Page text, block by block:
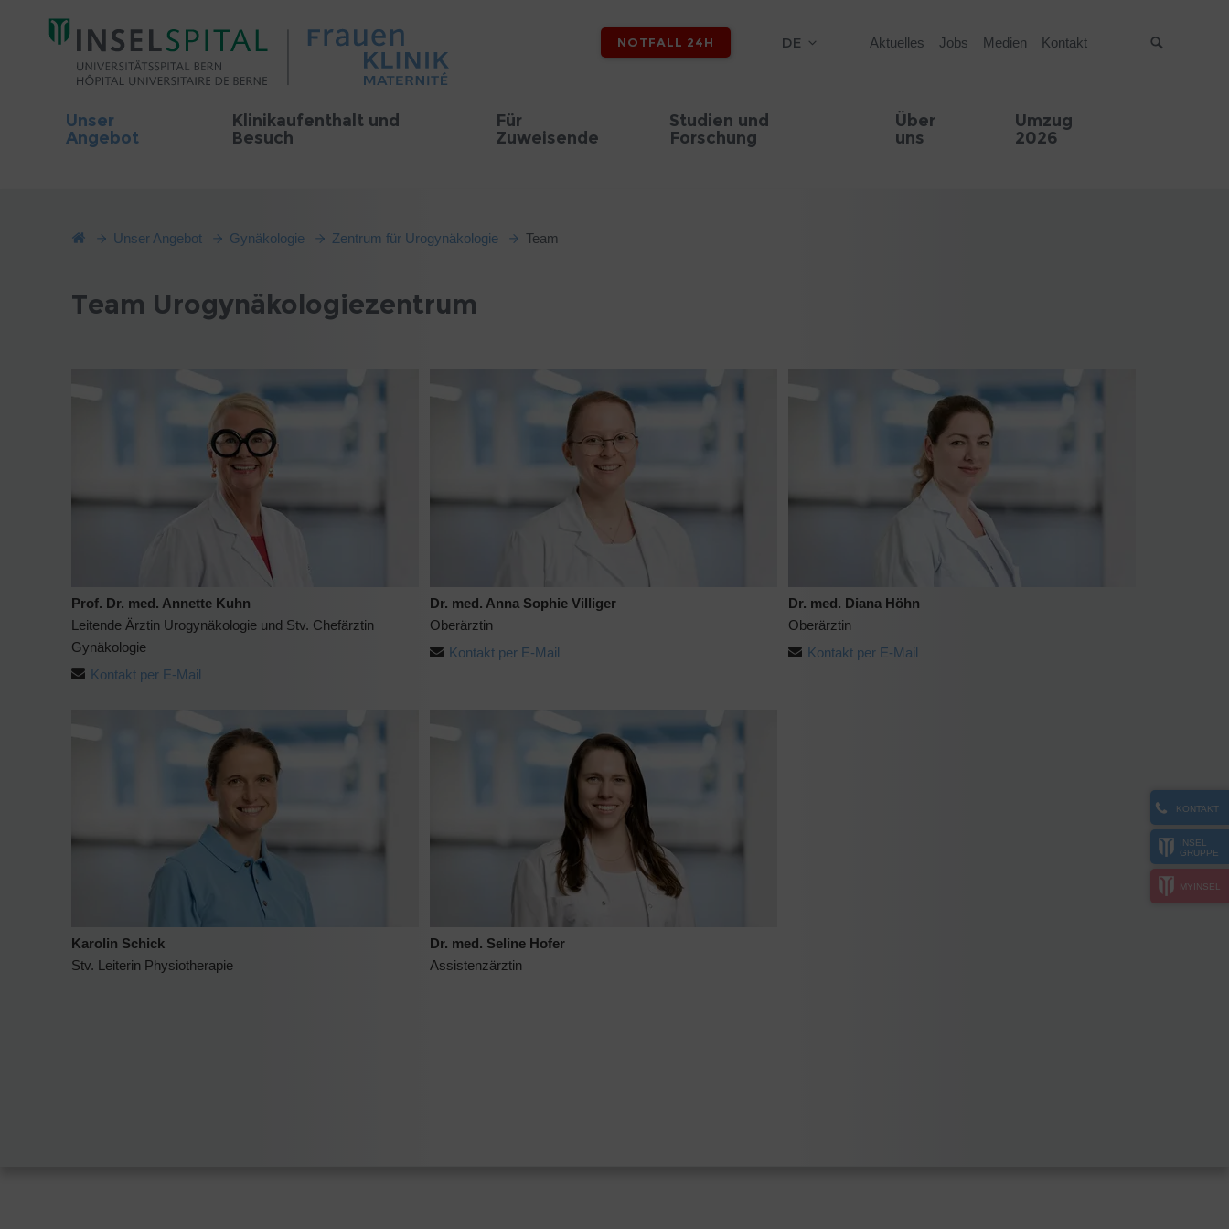
NOTFALL 24H DE Aktuelles Jobs Medien Kontakt
Unser
Angebot
Klinikaufenthalt und
Besuch
Für
Zuweisende
Studien und
Forschung
Über
uns
Umzug
2026
KONTAKT
INSEL
GRUPPE
MYINSEL
Unser Angebot Gynäkologie Zentrum für Urogynäkologie Team
Team Urogynäkologiezentrum
Prof. Dr. med. Annette Kuhn
Leitende Ärztin Urogynäkologie und Stv. Chefärztin
Gynäkologie
Kontakt per E-Mail
Dr. med. Anna Sophie Villiger
Oberärztin
Kontakt per E-Mail
Dr. med. Diana Höhn
Oberärztin
Kontakt per E-Mail
Karolin Schick
Stv. Leiterin Physiotherapie
Dr. med. Seline Hofer
Assistenzärztin